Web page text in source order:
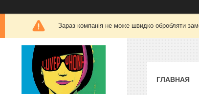
Зараз компанія не може швидко обробляти
ГЛАВНАЯ